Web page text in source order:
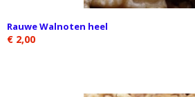
Rauwe Walnoten heel
€ 2,00